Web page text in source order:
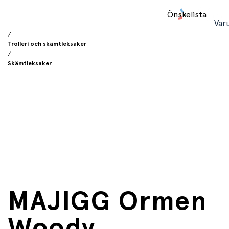
Önskelista
/
Trolleri och skämtleksaker
/
Skämtleksaker
MAJIGG Ormen